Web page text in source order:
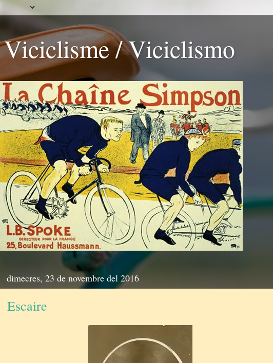
Viciclisme / Viciclismo
dimecres, 23 de novembre del 2016
Escaire